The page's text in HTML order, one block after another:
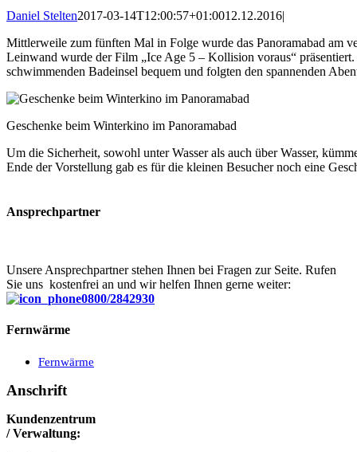
Daniel Stelten2017-03-14T12:00:57+01:0012.12.2016|
Mittlerweile zum fünften Mal in Folge wurde das Panoramabad am
Leinwand wurde der Film „Ice Age 5 – Kollision voraus“
schwimmenden Badeinsel bequem und folgten den spannenden
Geschenke beim Winterkino im Panoramabad
Um die Sicherheit, sowohl unter Wasser als auch über Wasser,
Ende der Vorstellung gab es für die kleinen Besucher noch eine
Ansprechpartner
Unsere Ansprechpartner stehen Ihnen bei Fragen zur Seite. Rufen
Sie uns kostenfrei an und wir helfen Ihnen gerne weiter:
0800/2842930
Fernwärme
Fernwärme
Anschrift
Kundenzentrum
/ Verwaltung: